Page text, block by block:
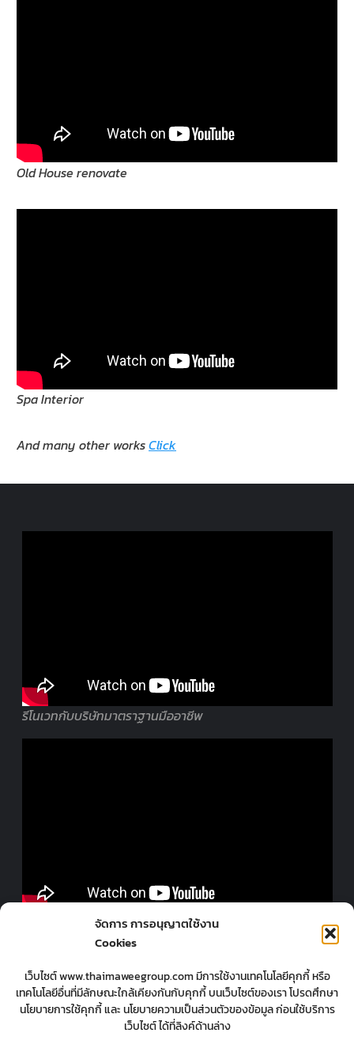
จัดการ การอนุญาตใช้งาน
Cookies
เว็บไซต์ www.thaimaweegroup.com มีการใช้งานเทคโนโลยีคุกกี้ หรือ
เทคโนโลยีอื่นที่มีลักษณะใกล้เคียงกันกับคุกกี้ บนเว็บไซต์ของเรา โปรดศึกษา
นโยบายการใช้คุกกี้ และ นโยบายความเป็นส่วนตัวของข้อมูล ก่อนใช้บริการ
เว็บไซต์ ได้ที่ลิงค์ด้านล่าง
Old House renovate
Spa Interior
And many other worksClick
รีโนเวทกับบริษัทมาตราฐานมืออาชีพ
ออกแบบร้านโดยมืออาชีพ